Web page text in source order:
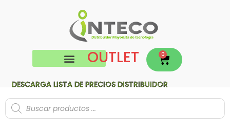
OUTLET 0
DESCARGA LISTA DE PRECIOS DISTRIBUIDOR